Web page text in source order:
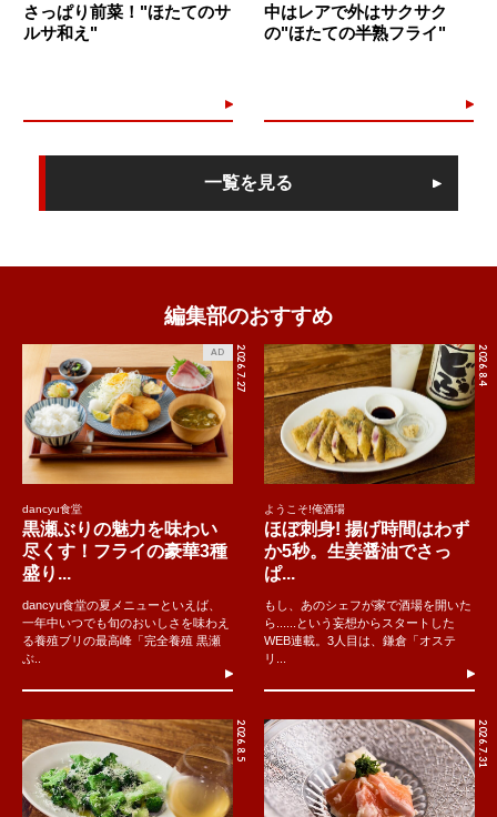
さっぱり前菜！"ほたてのサ
ルサ和え"
中はレアで外はサクサク
の"ほたての半熟フライ"
一覧を見る
編集部のおすすめ
2026.7.27
AD
dancyu食堂
黒瀬ぶりの魅力を味わい
尽くす！フライの豪華3種
盛り...
dancyu食堂の夏メニューといえば、
一年中いつでも旬のおいしさを味わえ
る養殖ブリの最高峰「完全養殖 黒瀬
ぶ..
2026.8.4
ようこそ!俺酒場
ほぼ刺身! 揚げ時間はわず
か5秒。生姜醤油でさっ
ぱ...
もし、あのシェフが家で酒場を開いた
ら......という妄想からスタートした
WEB連載。3人目は、鎌倉「オステ
リ...
2026.8.5 2026.7.31